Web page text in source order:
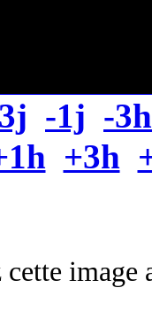
-1j -3h
+3h
cette